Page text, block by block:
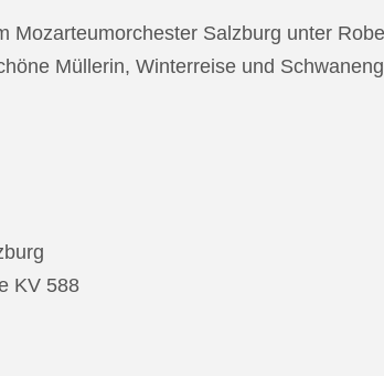
Salzburg unter
Müllerin, Winterreise und
KV 588